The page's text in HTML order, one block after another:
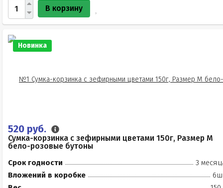
В корзину
Новинка
520 руб.
Сумка-корзинка с зефирными цветами 150г, Размер М
бело-розовые бутоны
Срок годности
3
Вложений в коробке